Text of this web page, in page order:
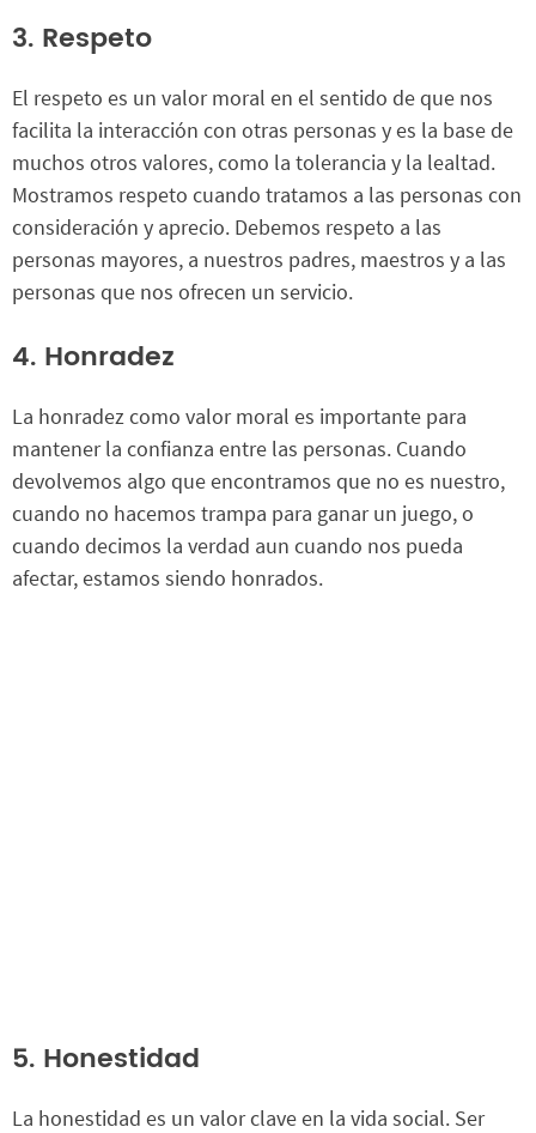
3. Respeto
El respeto es un valor moral en el sentido de que nos
facilita la interacción con otras personas y es la base de
muchos otros valores, como la tolerancia y la lealtad.
Mostramos respeto cuando tratamos a las personas con
consideración y aprecio. Debemos respeto a las
personas mayores, a nuestros padres, maestros y a las
personas que nos ofrecen un servicio.
4. Honradez
La honradez como valor moral es importante para
mantener la confianza entre las personas. Cuando
devolvemos algo que encontramos que no es nuestro,
cuando no hacemos trampa para ganar un juego, o
cuando decimos la verdad aun cuando nos pueda
afectar, estamos siendo honrados.
5. Honestidad
La honestidad es un valor clave en la vida social. Ser